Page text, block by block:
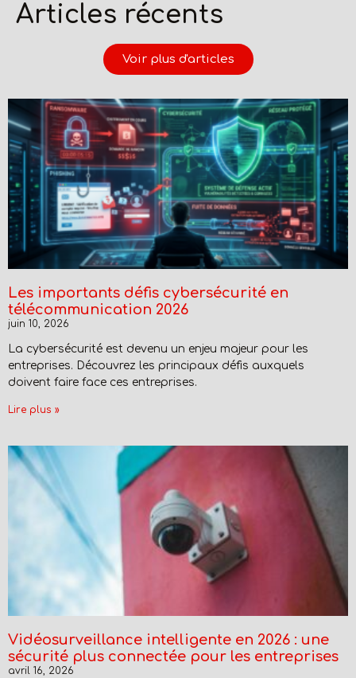
Articles récents
Voir plus d'articles
Les importants défis cybersécurité en
télécommunication 2026
juin 10, 2026
La cybersécurité est devenu un enjeu majeur pour les
entreprises. Découvrez les principaux défis auxquels
doivent faire face ces entreprises.
Lire plus »
Vidéosurveillance intelligente en 2026 : une
sécurité plus connectée pour les entreprises
avril 16, 2026